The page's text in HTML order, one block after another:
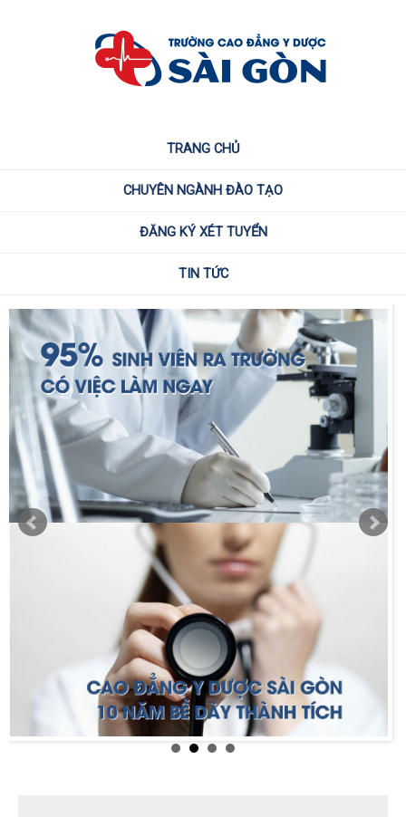
TRANG CHỦ
CHUYÊN NGÀNH ĐÀO TẠO
ĐĂNG KÝ XÉT TUYỂN
TIN TỨC